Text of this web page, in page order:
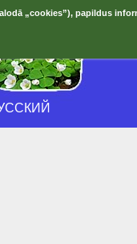
„cookies”), papildus